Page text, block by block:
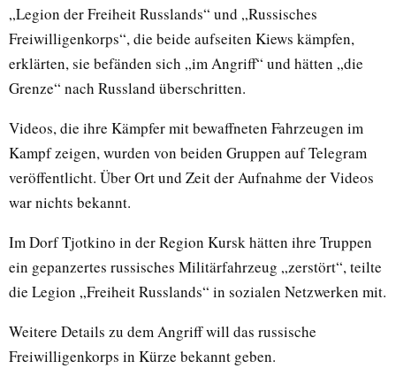
„Legion der Freiheit Russlands“ und „Russisches
Freiwilligenkorps“, die beide aufseiten Kiews kämpfen,
erklärten, sie befänden sich „im Angriff“ und hätten „die
Grenze“ nach Russland überschritten.
Videos, die ihre Kämpfer mit bewaffneten Fahrzeugen im
Kampf zeigen, wurden von beiden Gruppen auf Telegram
veröffentlicht. Über Ort und Zeit der Aufnahme der Videos
war nichts bekannt.
Im Dorf Tjotkino in der Region Kursk hätten ihre Truppen
ein gepanzertes russisches Militärfahrzeug „zerstört“, teilte
die Legion „Freiheit Russlands“ in sozialen Netzwerken mit.
Weitere Details zu dem Angriff will das russische
Freiwilligenkorps in Kürze bekannt geben.